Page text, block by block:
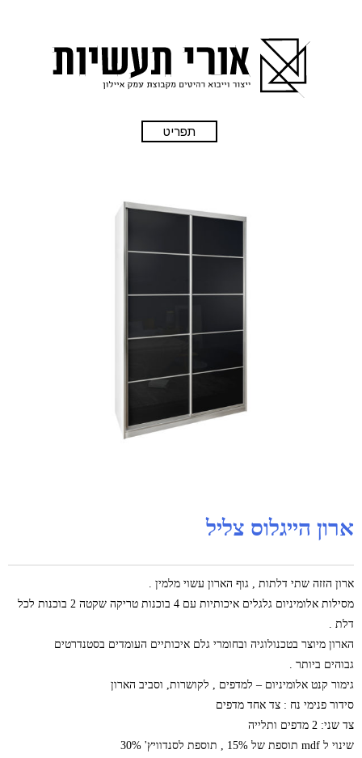
תפריט
ארון הייגלוס צליל
ארון הזזה שתי דלתות , גוף הארון עשוי מלמין .
מסילות אלומיניום גלגלים איכותיות עם 4 בוכנות טריקה שקטה 2 בוכנות לכל
דלת .
הארון מיוצר בטכנולוגיה ובחומרי גלם איכותיים העומדים בסטנדרטים
גבוהים ביותר .
גימור קנט אלומיניום – למדפים , לקושרות, וסביב הארון
סידור פנימי נח : צד אחד מדפים
צד שני: 2 מדפים ותלייה
שינוי ל mdf תוספת של 15% , תוספת לסנדוויץ' 30%